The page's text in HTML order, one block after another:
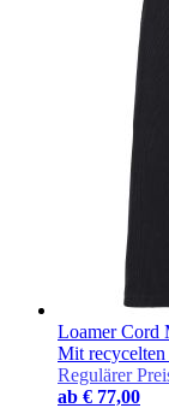
Loamer Cord
Mit recycelten
Regulärer
ab € 77,00